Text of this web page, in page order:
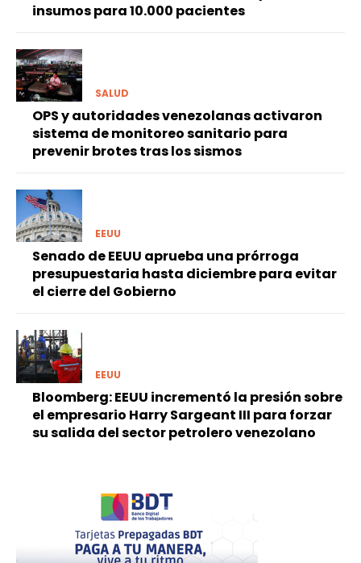
insumos para 10.000 pacientes
SALUD
OPS y autoridades venezolanas activaron
sistema de monitoreo sanitario para
prevenir brotes tras los sismos
EEUU
Senado de EEUU aprueba una prórroga
presupuestaria hasta diciembre para evitar
el cierre del Gobierno
EEUU
Bloomberg: EEUU incrementó la presión sobre
el empresario Harry Sargeant III para forzar
su salida del sector petrolero venezolano